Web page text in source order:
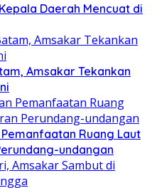
Daerah Mencuat di
Amsakar Tekankan
Ruang Laut
undangan